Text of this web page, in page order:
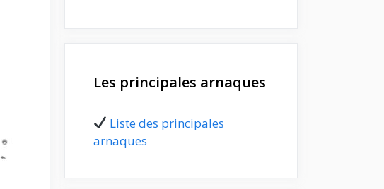
Les principales arnaques
Liste des principales
arnaques